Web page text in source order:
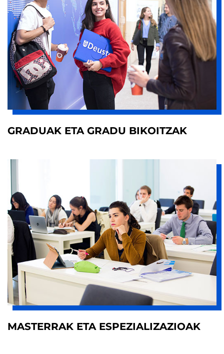
GRADUAK ETA GRADU BIKOITZAK
MASTERRAK ETA ESPEZIALIZAZIOAK